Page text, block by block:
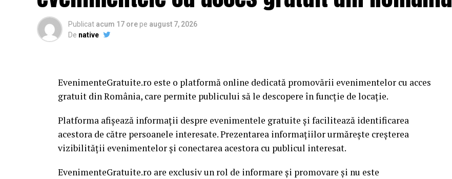
Publicat acum 17 ore pe august 7, 2026
De native
EvenimenteGratuite.ro este o platformă online dedicată promovării evenimentelor cu acces
gratuit din România, care permite publicului să le descopere în funcție de locație.
Platforma afișează informații despre evenimentele gratuite și facilitează identificarea
acestora de către persoanele interesate. Prezentarea informațiilor urmărește creșterea
vizibilității evenimentelor și conectarea acestora cu publicul interesat.
EvenimenteGratuite.ro are exclusiv un rol de informare și promovare și nu este